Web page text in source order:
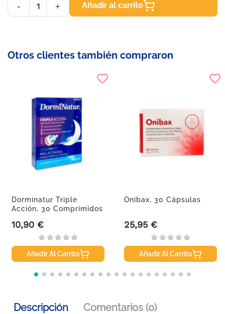
- + Añadir al carrito
Otros clientes también compraron
Dorminatur Triple
Acción, 30 Comprimidos
Precio
10,90 €
Añadir Al Carrito
Onibax, 30 Cápsulas
Precio
25,95 €
Añadir Al Carrito
Descripción Comentarios (0)